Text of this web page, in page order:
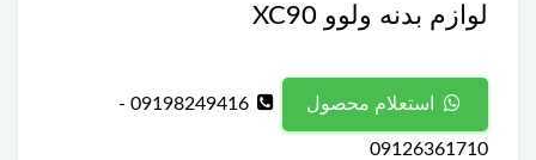
لوازم بدنه ولوو XC90
استعلام محصول 09198249416 -
09126361710